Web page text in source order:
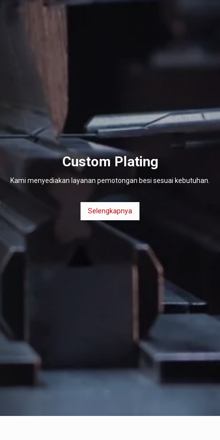
Custom Plating
Kami menyediakan layanan pemotongan besi sesuai kebutuhan.
Selengkapnya